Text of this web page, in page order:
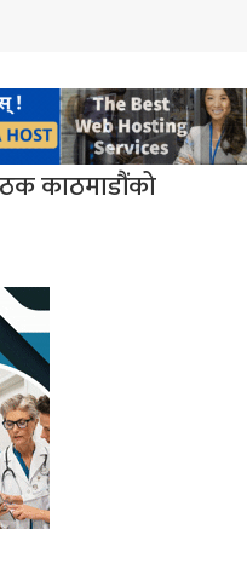
काठमाडौंको